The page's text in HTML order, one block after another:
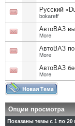
Русский
bokareff
АвтоВАЗ
More
АвтоВАЗ
More
АвтоВАЗ
More
Опции просмотра
Показаны темы с 1 по 20